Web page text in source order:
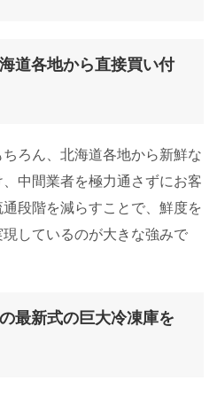
道各地から直接買い付
ろん、北海道各地から新鮮な
中間業者を極力通さずにお客
段階を減らすことで、鮮度を
しているのが大きな強みで
最新式の巨大冷凍庫を